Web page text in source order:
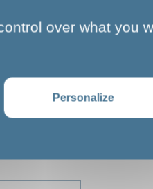
au COS
over what you
Personalize